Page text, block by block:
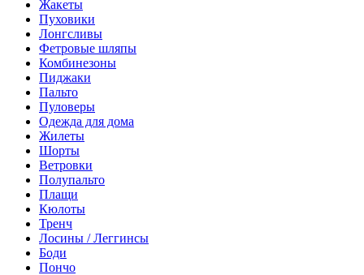
Жакеты
Пуховики
Лонгсливы
Фетровые шляпы
Комбинезоны
Пиджаки
Пальто
Пуловеры
Одежда для дома
Жилеты
Шорты
Ветровки
Полупальто
Плащи
Кюлоты
Тренч
Лосины / Леггинсы
Боди
Пончо